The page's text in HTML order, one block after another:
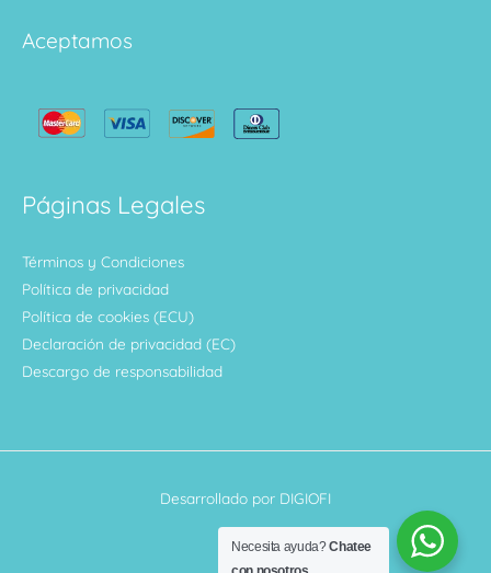
Aceptamos
Páginas Legales
Términos y Condiciones
Política de privacidad
Política de cookies (ECU)
Declaración de privacidad (EC)
Descargo de responsabilidad
Desarrollado por DIGIOFI
Necesita ayuda?Chatee